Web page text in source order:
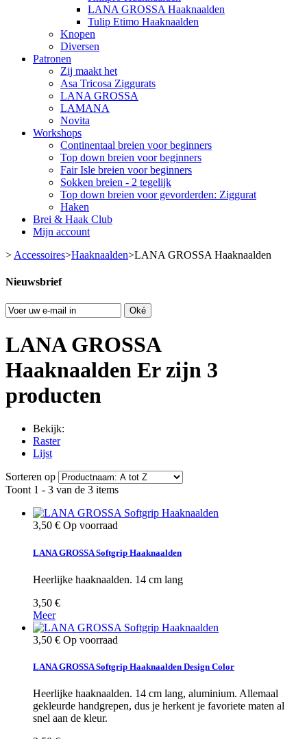
LANA GROSSA Haaknaalden
Tulip Etimo Haaknaalden
Knopen
Diversen
Patronen
Zij maakt het
Asa Tricosa Ziggurats
LANA GROSSA
LAMANA
Novita
Workshops
Continentaal breien voor beginners
Top down breien voor beginners
Fair Isle breien voor beginners
Sokken breien - 2 tegelijk
Top down breien voor gevorderden: Ziggurat
Haken
Brei & Haak Club
Mijn account
> Accessoires>Haaknaalden>LANA GROSSA Haaknaalden
Nieuwsbrief
Oké
LANA GROSSA
Haaknaalden Er zijn 3
producten
Bekijk:
Raster
Lijst
Sorteren op
Toont 1 - 3 van de 3 items
3,50 € Op voorraad
LANA GROSSA Softgrip Haaknaalden
Heerlijke haaknaalden. 14 cm lang
3,50 €
Meer
3,50 € Op voorraad
LANA GROSSA Softgrip Haaknaalden Design Color
Heerlijke haaknaalden. 14 cm lang, aluminium. Allemaal
gekleurde handgrepen, dus je herkent je favoriete maten al
snel aan de kleur.